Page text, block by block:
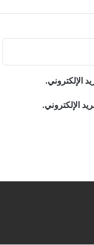
الإلكتروني.
الإلكتروني.